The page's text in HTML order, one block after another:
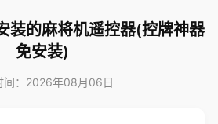
装的麻将机遥控器(控牌神器
免安装)
间：2026年08月06日